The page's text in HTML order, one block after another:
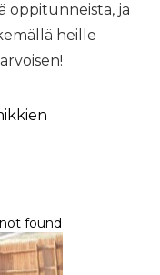
oppitunneista, ja
heille
found